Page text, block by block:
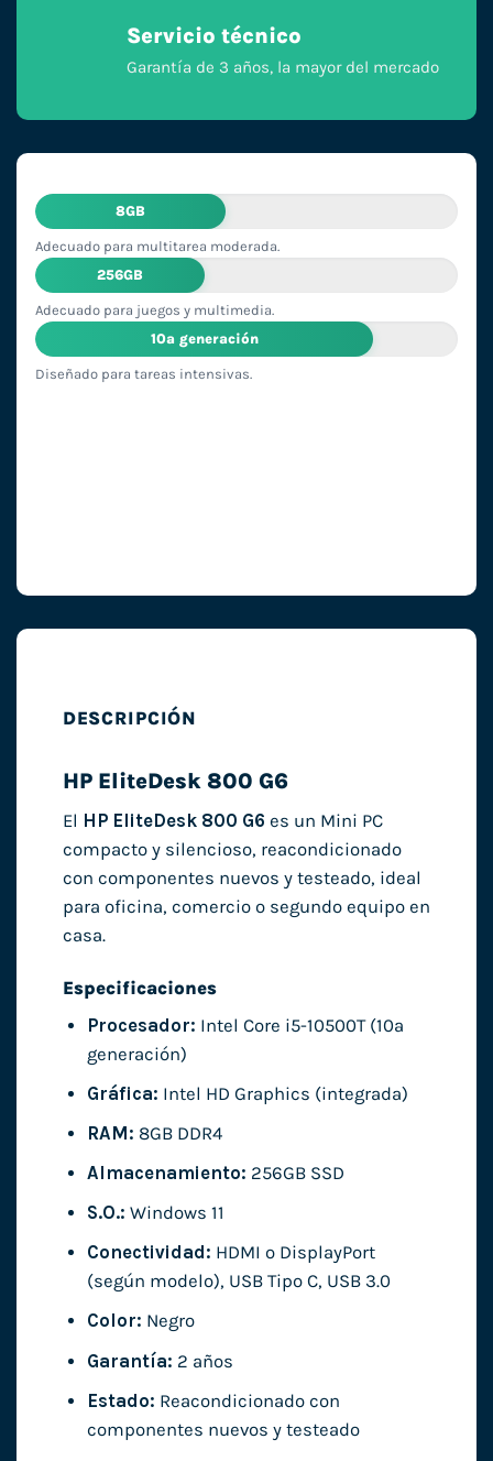
Servicio técnico
Garantía de 3 años, la mayor del mercado
8GB
Adecuado para multitarea moderada.
256GB
Adecuado para juegos y multimedia.
10ª generación
Diseñado para tareas intensivas.
DESCRIPCIÓN
HP EliteDesk 800 G6
El HP EliteDesk 800 G6 es un Mini PC
compacto y silencioso, reacondicionado
con componentes nuevos y testeado, ideal
para oficina, comercio o segundo equipo en
casa.
Especificaciones
Procesador: Intel Core i5-10500T (10ª
generación)
Gráfica: Intel HD Graphics (integrada)
RAM: 8GB DDR4
Almacenamiento: 256GB SSD
S.O.: Windows 11
Conectividad: HDMI o DisplayPort
(según modelo), USB Tipo C, USB 3.0
Color: Negro
Garantía: 2 años
Estado: Reacondicionado con
componentes nuevos y testeado